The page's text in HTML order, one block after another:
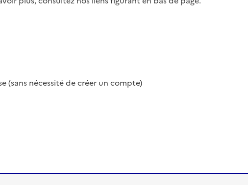
(sans nécessité de créer un compte)